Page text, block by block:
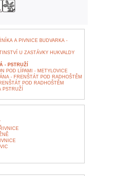
A PIVNICE BUDVARKA -
U ZASTÁVKY HUKVALDY
- PSTRUŽÍ
POD LÍPAMI - METYLOVICE
- FRENŠTÁT POD RADHOŠTĚM
POD RADHOŠTĚM
PSTRUŽÍ